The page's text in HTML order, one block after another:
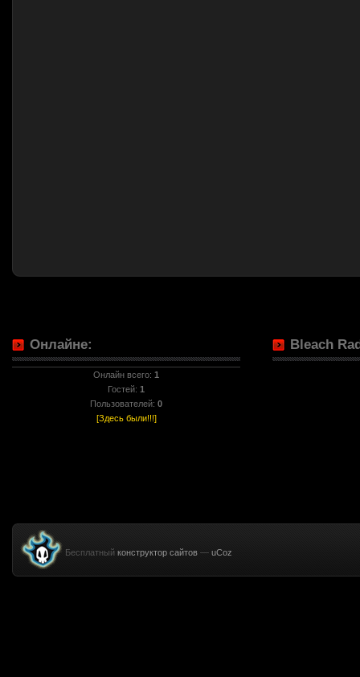
Онлайне:
Онлайн всего: 1
Гостей: 1
Пользователей: 0
[Здесь были!!!]
Bleach
Бесплатный конструктор сайтов — uCoz